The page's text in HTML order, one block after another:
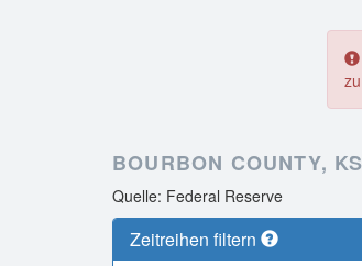
BOURBON COUNTY, KS
Quelle: Federal Reserve
Zeitreihen filtern